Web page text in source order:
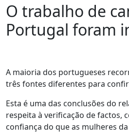
O trabalho de
Portugal foram
A maioria dos portugueses
três fontes diferentes para
Esta é uma das conclusões do
respeita à verificação de factos,
confiança do que as mulheres